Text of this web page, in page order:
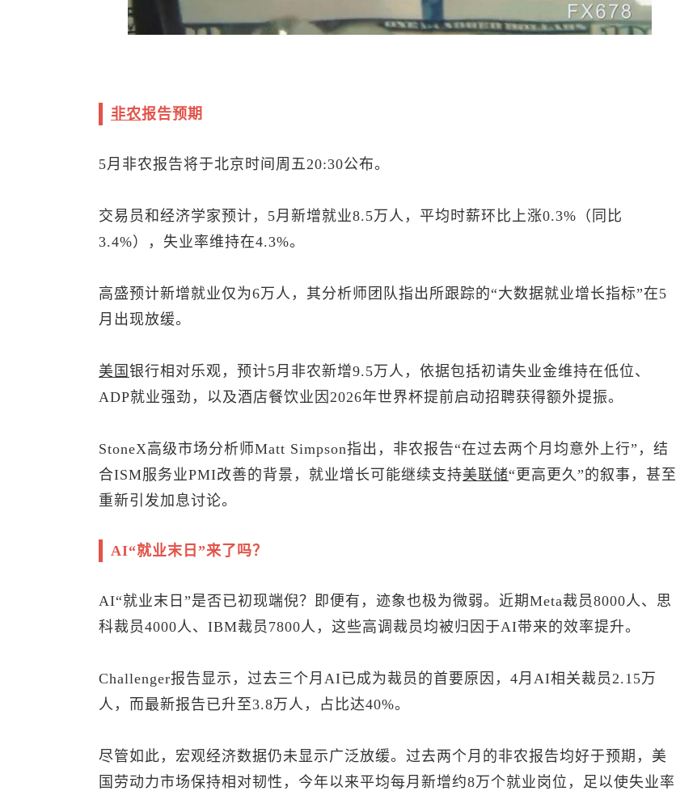
非农报告预期
5月非农报告将于北京时间周五20:30公布。
交易员和经济学家预计，5月新增就业8.5万人，平均时薪环比上涨0.3%（同比
3.4%），失业率维持在4.3%。
高盛预计新增就业仅为6万人，其分析师团队指出所跟踪的“大数据就业增长指标”在5
月出现放缓。
美国 银行相对乐观，预计5月非农新增9.5万人，依据包括初请失业金维持在低位、
ADP就业强劲，以及酒店餐饮业因2026年世界杯提前启动招聘获得额外提振。
StoneX高级市场分析师Matt Simpson指出，非农报告“在过去两个月均意外上行”，结
合ISM服务业PMI改善的背景，就业增长可能继续支持美联储“更高更久”的叙事，甚至
重新引发加息讨论。
AI“就业末日”来了吗？
AI“就业末日”是否已初现端倪？即便有，迹象也极为微弱。近期Meta裁员8000人、思
科裁员4000人、IBM裁员7800人，这些高调裁员均被归因于AI带来的效率提升。
Challenger报告显示，过去三个月AI已成为裁员的首要原因，4月AI相关裁员2.15万
人，而最新报告已升至3.8万人，占比达40%。
尽管如此，宏观经济数据仍未显示广泛放缓。过去两个月的非农报告均好于预期，美
国劳动力市场保持相对韧性，今年以来平均每月新增约8万个就业岗位，足以使失业率